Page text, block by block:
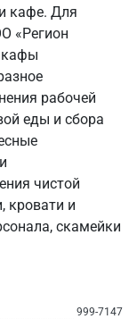
кафе. Для
«Регион
рабочей
еды и сбора
чистой
кровати и
скамейки
999-7147